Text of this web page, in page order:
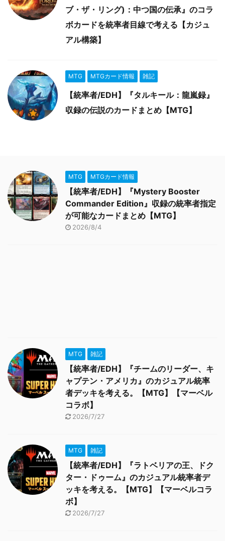
ブ・ザ・リング)：中つ国の伝承』のコラ
ボカードを統率者目線で考える【カジュ
アル構築】
MTG MTGカード情報 雑記
【統率者/EDH】『タルキール：龍嵐録』
収録の伝説のカードまとめ【MTG】
MTG MTGカード情報
【統率者/EDH】『Mystery Booster
Commander Edition』収録の統率者指定
が可能なカードまとめ【MTG】
2026/8/4
MTG 雑記
【統率者/EDH】『チームのリーダー、キ
ャプテン・アメリカ』のカジュアル統率
者デッキを考える。【MTG】【マーベル
コラボ】
2026/7/27
MTG 雑記
【統率者/EDH】『ラトベリアの王、ドク
ター・ドゥーム』のカジュアル統率者デ
ッキを考える。【MTG】【マーベルコラ
ボ】
2026/7/27